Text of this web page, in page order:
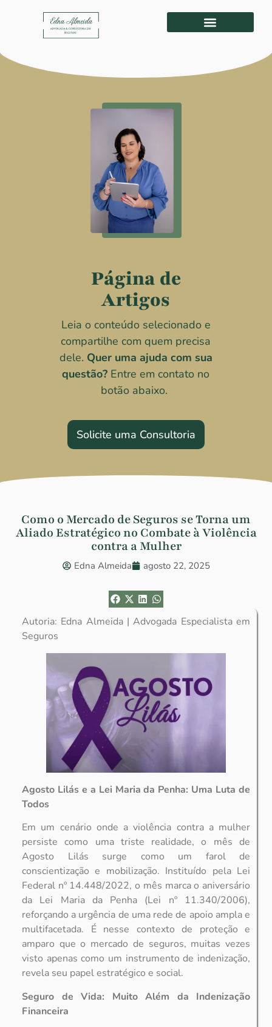
Página de
Artigos
Leia o conteúdo selecionado e
compartilhe com quem precisa
dele. Quer uma ajuda com sua
questão? Entre em contato no
botão abaixo.
Solicite uma Consultoria
Como o Mercado de Seguros se Torna um
Aliado Estratégico no Combate à Violência
contra a Mulher
Edna Almeida agosto 22, 2025
Autoria: Edna Almeida | Advogada Especialista em
Seguros
Agosto Lilás e a Lei Maria da Penha: Uma Luta de
Todos
Em um cenário onde a violência contra a mulher
persiste como uma triste realidade, o mês de
Agosto Lilás surge como um farol de
conscientização e mobilização. Instituído pela Lei
Federal nº 14.448/2022, o mês marca o aniversário
da Lei Maria da Penha (Lei nº 11.340/2006),
reforçando a urgência de uma rede de apoio ampla e
multifacetada. É nesse contexto de proteção e
amparo que o mercado de seguros, muitas vezes
visto apenas como um instrumento de indenização,
revela seu papel estratégico e social.
Seguro de Vida: Muito Além da Indenização
Financeira